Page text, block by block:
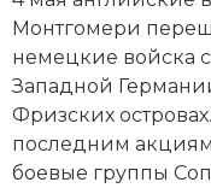
Генеалогия,
Государство и
Европа
Империи
Монтгомери
немецкие войска
Западной
Фризских
последним акциям
боевые группы